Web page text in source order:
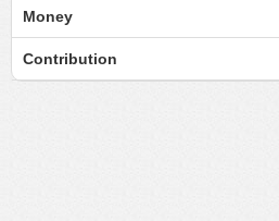
Money
Contribution